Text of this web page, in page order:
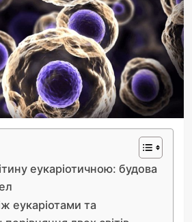
еукаріотичною: будова
еукаріотами та